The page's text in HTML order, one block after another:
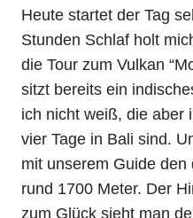
Heute startet der Tag
Stunden Schlaf holt
die Tour zum Vulkan
sitzt bereits ein
ich nicht weiß, die aber
vier Tage in Bali sind.
mit unserem Guide
rund 1700 Meter. Der
zum Glück sieht man